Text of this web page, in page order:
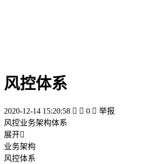
风控体系
2020-12-14 15:20:58   0  举报
风控业务架构体系
展开
业务架构
风控体系